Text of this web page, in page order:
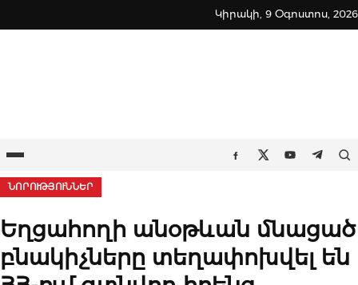
to
Կիրակի, 9 Օգոստոս, 2026
Ընտրացանկ Facebook
TwitterYoutube
ՆՈՐՈՒԹՅՈՒՆՆԵՐ
Եղցահողի անօթևան մնացած
բնակիչները տեղափոխվել են